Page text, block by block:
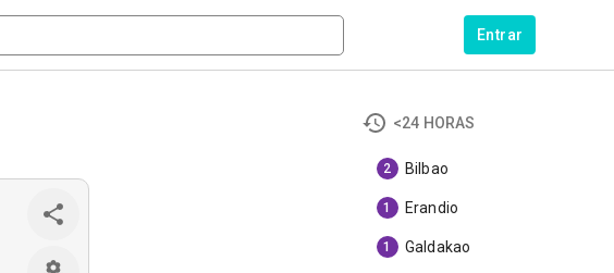
Entrar
<24 HORAS
2 Bilbao
1 Erandio
1 Galdakao